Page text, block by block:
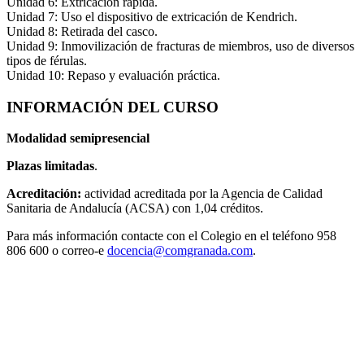
Unidad 7: Uso el dispositivo de extricación de Kendrich.
Unidad 8: Retirada del casco.
Unidad 9: Inmovilización de fracturas de miembros, uso de diversos
tipos de férulas.
Unidad 10: Repaso y evaluación práctica.
INFORMACIÓN DEL CURSO
Modalidad semipresencial
Plazas limitadas.
Acreditación: actividad acreditada por la Agencia de Calidad
Sanitaria de Andalucía (ACSA) con 1,04 créditos.
Para más información contacte con el Colegio en el teléfono 958
806 600 o correo-e docencia@comgranada.com.